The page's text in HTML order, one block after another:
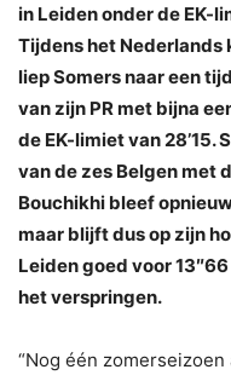
in Leiden onder de EK-
Tijdens het Nederlands
liep Somers naar een
van zijn PR met bijna
de EK-limiet van 28’15.
van de zes Belgen met
Bouchikhi bleef
maar blijft dus op zijn
Leiden goed voor
het verspringen.
“Nog één